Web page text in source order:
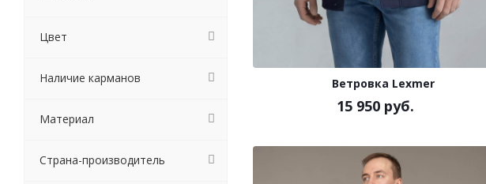
Ветровка Lexmer
15 950 руб.
Цвет
Наличие карманов
Материал
Страна-производитель